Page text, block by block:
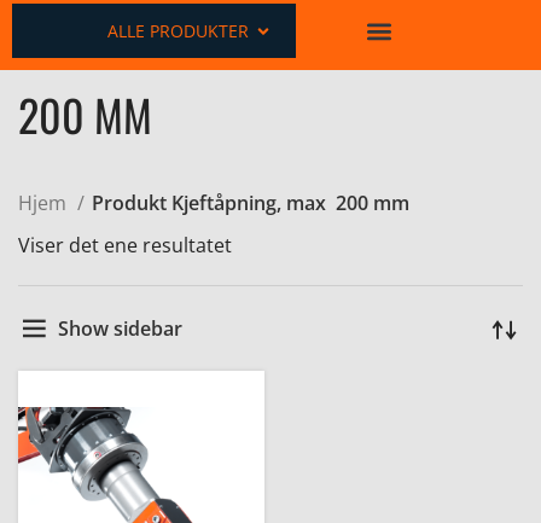
ALLE PRODUKTER
200 MM
Hjem Produkt Kjeftåpning, max 200 mm
Viser det ene resultatet
Show sidebar